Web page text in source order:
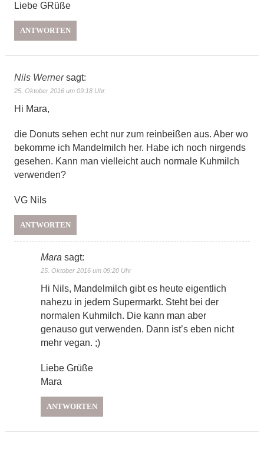
Liebe GRüße
ANTWORTEN
Nils Werner sagt:
25. Oktober 2016 um 09:18 Uhr
Hi Mara,
die Donuts sehen echt nur zum reinbeißen aus. Aber wo
bekomme ich Mandelmilch her. Habe ich noch nirgends
gesehen. Kann man vielleicht auch normale Kuhmilch
verwenden?
VG Nils
ANTWORTEN
Mara sagt:
25. Oktober 2016 um 09:20 Uhr
Hi Nils, Mandelmilch gibt es heute eigentlich
nahezu in jedem Supermarkt. Steht bei der
normalen Kuhmilch. Die kann man aber
genauso gut verwenden. Dann ist’s eben nicht
mehr vegan. ;)
Liebe Grüße
Mara
ANTWORTEN